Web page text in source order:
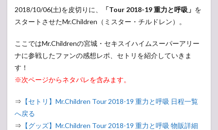
2018/10/06(土)を皮切りに、 「Tour 2018-19 重力と呼吸」 を
スタートさせたMr.Children（ミスター・チルドレン）。
ここではMr.Childrenの宮城・セキスイハイムスーパーアリー
ナに参戦したファンの感想レポ、セトリを紹介していきま
す！
※次ページからネタバレを含みます。
⇒ 【セトリ】Mr.Children Tour 2018-19 重力と呼吸 日程一覧
へ戻る
⇒ 【グッズ】Mr.Children Tour 2018-19 重力と呼吸 物販詳細